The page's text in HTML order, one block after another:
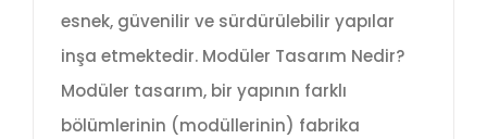
esnek, güvenilir ve sürdürülebilir yapılar
inşa etmektedir. Modüler Tasarım Nedir?
Modüler tasarım, bir yapının farklı
bölümlerinin (modüllerinin) fabrika